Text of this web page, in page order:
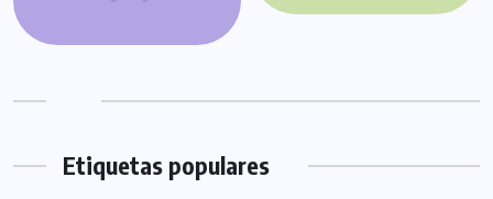
Etiquetas populares